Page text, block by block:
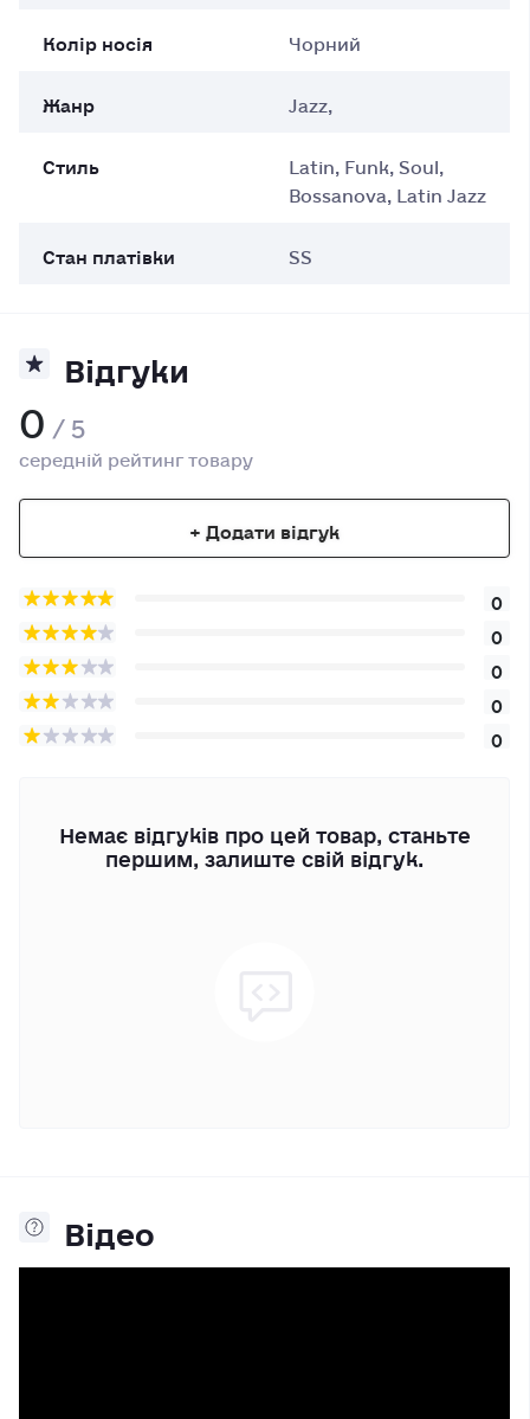
Колір носія
Чорний
Жанр
Jazz,
Стиль
Latin, Funk, Soul,
Bossanova, Latin Jazz
Стан платівки
SS
Відгуки
0 / 5
середній рейтинг товару
+ Додати відгук
0
0
0
0
0
Немає відгуків про цей товар, станьте
першим, залиште свій відгук.
Відео